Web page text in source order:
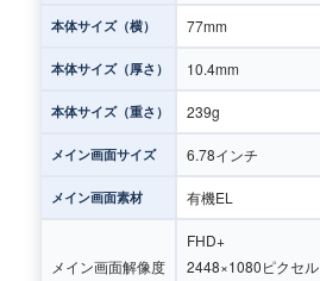
本体サイズ（横） 77mm
本体サイズ（厚さ） 10.4mm
本体サイズ（重さ） 239g
メイン画面サイズ 6.78インチ
メイン画面素材 有機EL
メイン画面解像度
FHD+
2448×1080ピクセル